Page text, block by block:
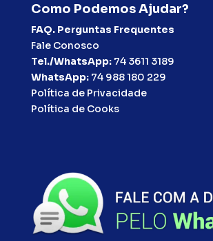
Como Podemos Ajudar?
FAQ. Perguntas Frequentes
Fale Conosco
Tel./WhatsApp: 74 3611 3189
WhatsApp: 74 988 180 229
Política de Privacidade
Política de Cooks